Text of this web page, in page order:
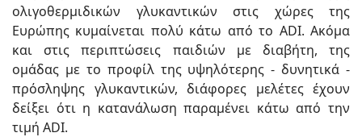
ολιγοθερμιδικών γλυκαντικών στις χώρες της
Ευρώπης κυμαίνεται πολύ κάτω από το ADI. Ακόμα
και στις περιπτώσεις παιδιών με διαβήτη, της
ομάδας με το προφίλ της υψηλότερης - δυνητικά -
πρόσληψης γλυκαντικών, διάφορες μελέτες έχουν
δείξει ότι η κατανάλωση παραμένει κάτω από την
τιμή ADI.